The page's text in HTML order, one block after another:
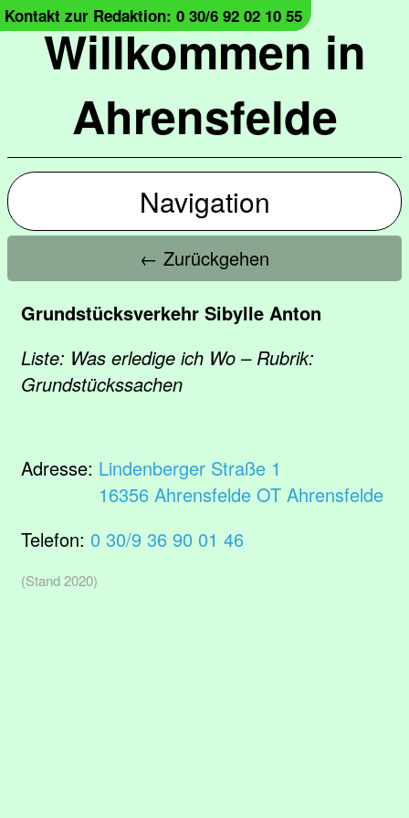
Willkommen in
Ahrensfelde
Kontakt zur Redaktion: 0 30/6 92 02 10 55
Navigation
← Zurückgehen
Grundstücksverkehr Sibylle Anton
Liste: Was erledige ich Wo – Rubrik:
Grundstückssachen
Adresse: Lindenberger Straße 1
16356 Ahrensfelde OT Ahrensfelde
Telefon: 0 30/9 36 90 01 46
(Stand 2020)